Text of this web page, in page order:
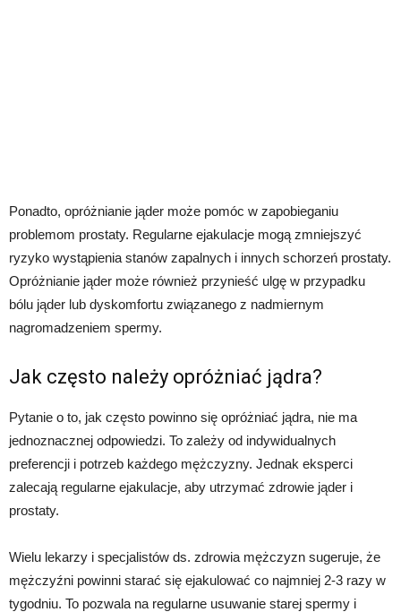
Ponadto, opróżnianie jąder może pomóc w zapobieganiu
problemom prostaty. Regularne ejakulacje mogą zmniejszyć
ryzyko wystąpienia stanów zapalnych i innych schorzeń prostaty.
Opróżnianie jąder może również przynieść ulgę w przypadku
bólu jąder lub dyskomfortu związanego z nadmiernym
nagromadzeniem spermy.
Jak często należy opróżniać jądra?
Pytanie o to, jak często powinno się opróżniać jądra, nie ma
jednoznacznej odpowiedzi. To zależy od indywidualnych
preferencji i potrzeb każdego mężczyzny. Jednak eksperci
zalecają regularne ejakulacje, aby utrzymać zdrowie jąder i
prostaty.
Wielu lekarzy i specjalistów ds. zdrowia mężczyzn sugeruje, że
mężczyźni powinni starać się ejakulować co najmniej 2-3 razy w
tygodniu. To pozwala na regularne usuwanie starej spermy i